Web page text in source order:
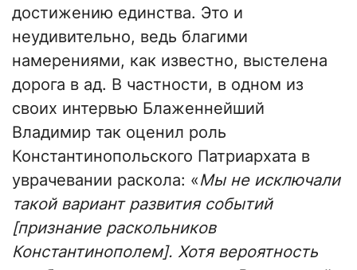
достижению единства. Это и
неудивительно, ведь благими
намерениями, как известно, выстелена
дорога в ад. В частности, в одном из
своих интервью Блаженнейший
Владимир так оценил роль
Константинопольского Патриархата в
уврачевании раскола: «Мы не исключали
такой вариант развития событий
[признание раскольников
Константинополем]. Хотя вероятность